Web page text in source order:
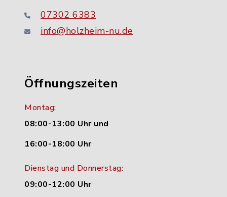
07302 6383
info@holzheim-nu.de
Öffnungszeiten
Montag:
08:00-13:00 Uhr und
16:00-18:00 Uhr
Dienstag und Donnerstag:
09:00-12:00 Uhr